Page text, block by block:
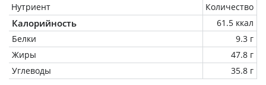
Нутриент
Количество
Калорийность
61.5 ккал
Белки
9.3 г
Жиры
47.8 г
Углеводы
35.8 г